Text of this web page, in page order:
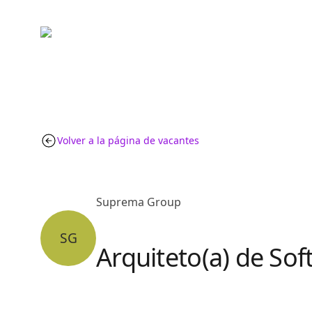
Volver a la página de vacantes
SG
Suprema Group
Arquiteto(a) de